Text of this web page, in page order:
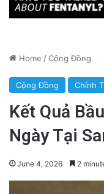
Home /Cộng Đồng
Cộng Đồng Chính
Kết Quả
Ngày Tại
June 4, 2026 2